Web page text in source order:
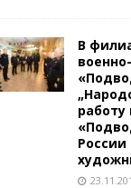
В
работу